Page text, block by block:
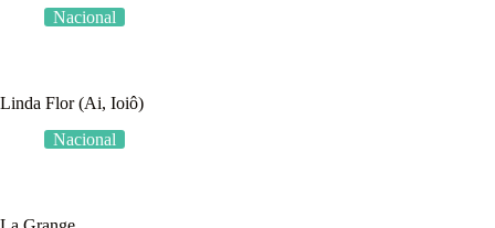
Nacional
Linda Flor (Ai, Ioiô)
Nacional